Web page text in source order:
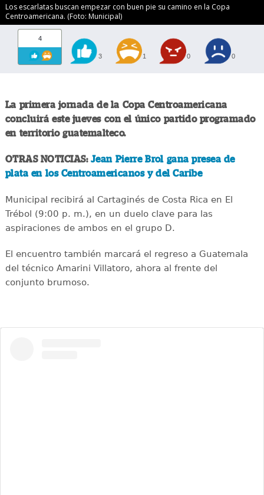
Los escarlatas buscan empezar con buen pie su camino en la Copa
Centroamericana. (Foto: Municipal)
4
3 1 0 0
La primera jornada de la Copa Centroamericana
concluirá este jueves con el único partido programado
en territorio guatemalteco.
OTRAS NOTICIAS: Jean Pierre Brol gana presea de
plata en los Centroamericanos y del Caribe
Municipal recibirá al Cartaginés de Costa Rica en El
Trébol (9:00 p. m.), en un duelo clave para las
aspiraciones de ambos en el grupo D.
El encuentro también marcará el regreso a Guatemala
del técnico Amarini Villatoro, ahora al frente del
conjunto brumoso.